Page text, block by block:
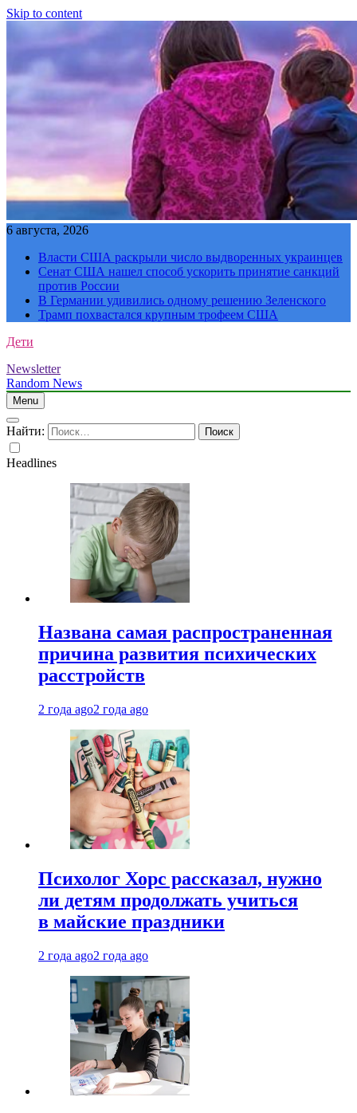
Skip to content
6 августа, 2026
Власти США раскрыли число выдворенных украинцев
Сенат США нашел способ ускорить принятие санкций
против России
В Германии удивились одному решению Зеленского
Трамп похвастался крупным трофеем США
Дети
Newsletter
Random News
Menu
Найти:
Headlines
Названа самая распространенная
причина развития психических
расстройств
2 года ago2 года ago
Психолог Хорс рассказал, нужно
ли детям продолжать учиться
в майские праздники
2 года ago2 года ago